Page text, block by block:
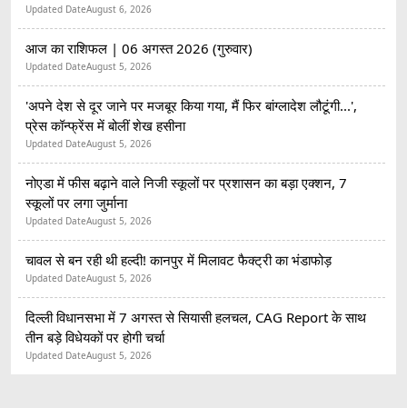
Updated DateAugust 6, 2026
आज का राशिफल | 06 अगस्त 2026 (गुरुवार)
Updated DateAugust 5, 2026
'अपने देश से दूर जाने पर मजबूर किया गया, मैं फिर बांग्लादेश लौटूंगी...',
प्रेस कॉन्फ्रेंस में बोलीं शेख हसीना
Updated DateAugust 5, 2026
नोएडा में फीस बढ़ाने वाले निजी स्कूलों पर प्रशासन का बड़ा एक्शन, 7
स्कूलों पर लगा जुर्माना
Updated DateAugust 5, 2026
चावल से बन रही थी हल्दी! कानपुर में मिलावट फैक्ट्री का भंडाफोड़
Updated DateAugust 5, 2026
दिल्ली विधानसभा में 7 अगस्त से सियासी हलचल, CAG Report के साथ
तीन बड़े विधेयकों पर होगी चर्चा
Updated DateAugust 5, 2026